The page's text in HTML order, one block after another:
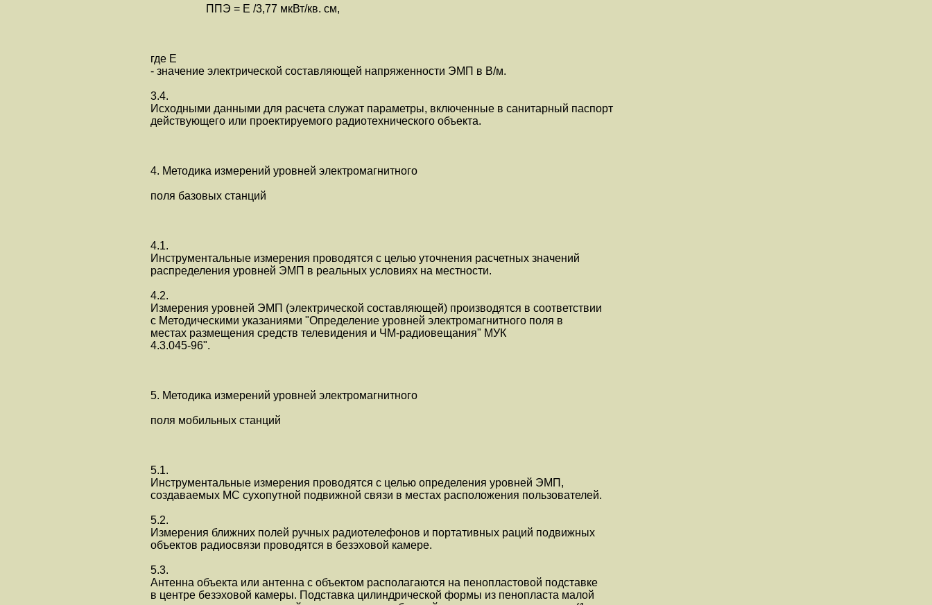
ППЭ = E /3,77 мкВт/кв. см,
где E
- значение электрической составляющей напряженности ЭМП в В/м.
3.4.
Исходными данными для расчета служат параметры, включенные в санитарный паспорт
действующего или проектируемого радиотехнического объекта.
4. Методика измерений уровней электромагнитного
поля базовых станций
4.1.
Инструментальные измерения проводятся с целью уточнения расчетных значений
распределения уровней ЭМП в реальных условиях на местности.
4.2.
Измерения уровней ЭМП (электрической составляющей) производятся в соответствии
с Методическими указаниями "Определение уровней электромагнитного поля в
местах размещения средств телевидения и ЧМ-радиовещания" МУК
4.3.045-96".
5. Методика измерений уровней электромагнитного
поля мобильных станций
5.1.
Инструментальные измерения проводятся с целью определения уровней ЭМП,
создаваемых МС сухопутной подвижной связи в местах расположения пользователей.
5.2.
Измерения ближних полей ручных радиотелефонов и портативных раций подвижных
объектов радиосвязи проводятся в безэховой камере.
5.3.
Антенна объекта или антенна с объектом располагаются на пенопластовой подставке
в центре безэховой камеры. Подставка цилиндрической формы из пенопласта малой